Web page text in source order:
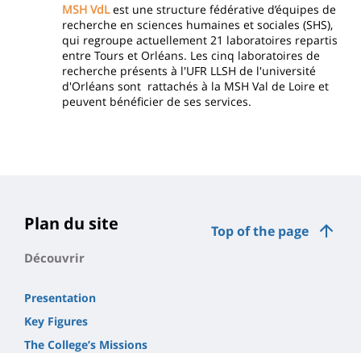
MSH VdL est une structure fédérative d’équipes de
recherche en sciences humaines et sociales (SHS),
qui regroupe actuellement 21 laboratoires repartis
entre Tours et Orléans. Les cinq laboratoires de
recherche présents à l'UFR LLSH de l'université
d'Orléans sont rattachés à la MSH Val de Loire et
peuvent bénéficier de ses services.
Top of the page
Plan du site
Découvrir
Presentation
Key Figures
The College’s Missions